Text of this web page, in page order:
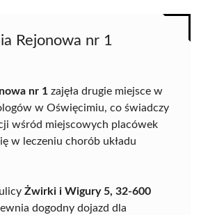
Rejonowa nr 1
nr 1 zajęła drugie miejsce w
w Oświęcimiu, co świadczy
wśród miejscowych placówek
w leczeniu chorób układu
Żwirki i Wigury 5, 32-600
dogodny dojazd dla